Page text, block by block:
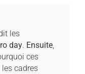
les
day. Ensuite,
ces
cadres